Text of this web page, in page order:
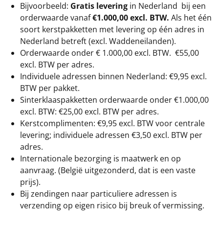
Bijvoorbeeld: Gratis levering in Nederland bij een
orderwaarde vanaf€1.000,00 excl. BTW. Als het één
soort kerstpakketten met levering op één adres in
Nederland betreft (excl. Waddeneilanden).
Orderwaarde onder € 1.000,00 excl. BTW. €55,00
excl. BTW per adres.
Individuele adressen binnen Nederland: €9,95 excl.
BTW per pakket.
Sinterklaaspakketten orderwaarde onder €1.000,00
excl. BTW: €25,00 excl. BTW per adres.
Kerstcomplimenten: €9,95 excl. BTW voor centrale
levering; individuele adressen €3,50 excl. BTW per
adres.
Internationale bezorging is maatwerk en op
aanvraag. (België uitgezonderd, dat is een vaste
prijs).
Bij zendingen naar particuliere adressen is
verzending op eigen risico bij breuk of vermissing.